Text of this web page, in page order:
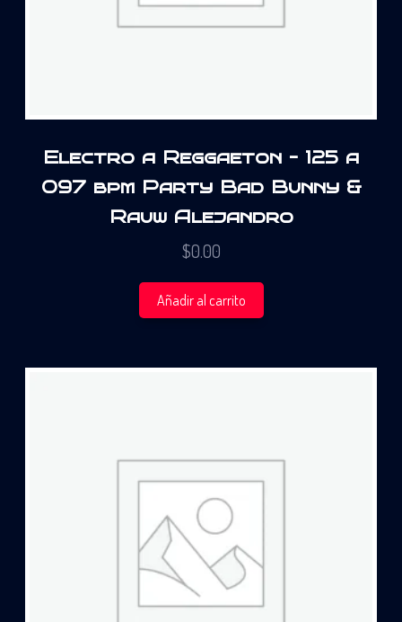
Electro a Reggaeton – 125 a
097 bpm Party Bad Bunny &
Rauw Alejandro
$0.00
Añadir al carrito